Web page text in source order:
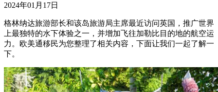
2024年01月17日
格林纳达旅游部长和该岛旅游局主席最近访问英国，推广世界
上最独特的水下体验之一，并增加飞往加勒比目的地的航空运
力。欧美通移民为您整理了相关内容，下面让我们一起了解一
下。